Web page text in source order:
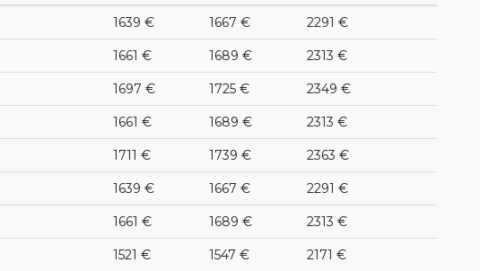
1639 € 1667 € 2291 €
1661 € 1689 € 2313 €
1697 € 1725 € 2349 €
1661 € 1689 € 2313 €
1711 € 1739 € 2363 €
1639 € 1667 € 2291 €
1661 € 1689 € 2313 €
1521 € 1547 € 2171 €